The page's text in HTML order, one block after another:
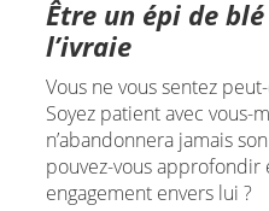
Être un épi de
l’ivraie
Vous ne vous sentez
Soyez patient avec vous-
n’abandonnera jamais
pouvez-vous
engagement envers lui ?